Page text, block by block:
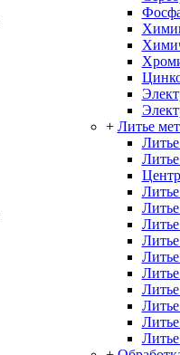
+ Литье